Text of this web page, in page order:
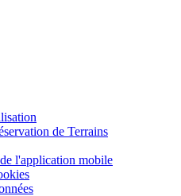
de Terrains
l'application mobile